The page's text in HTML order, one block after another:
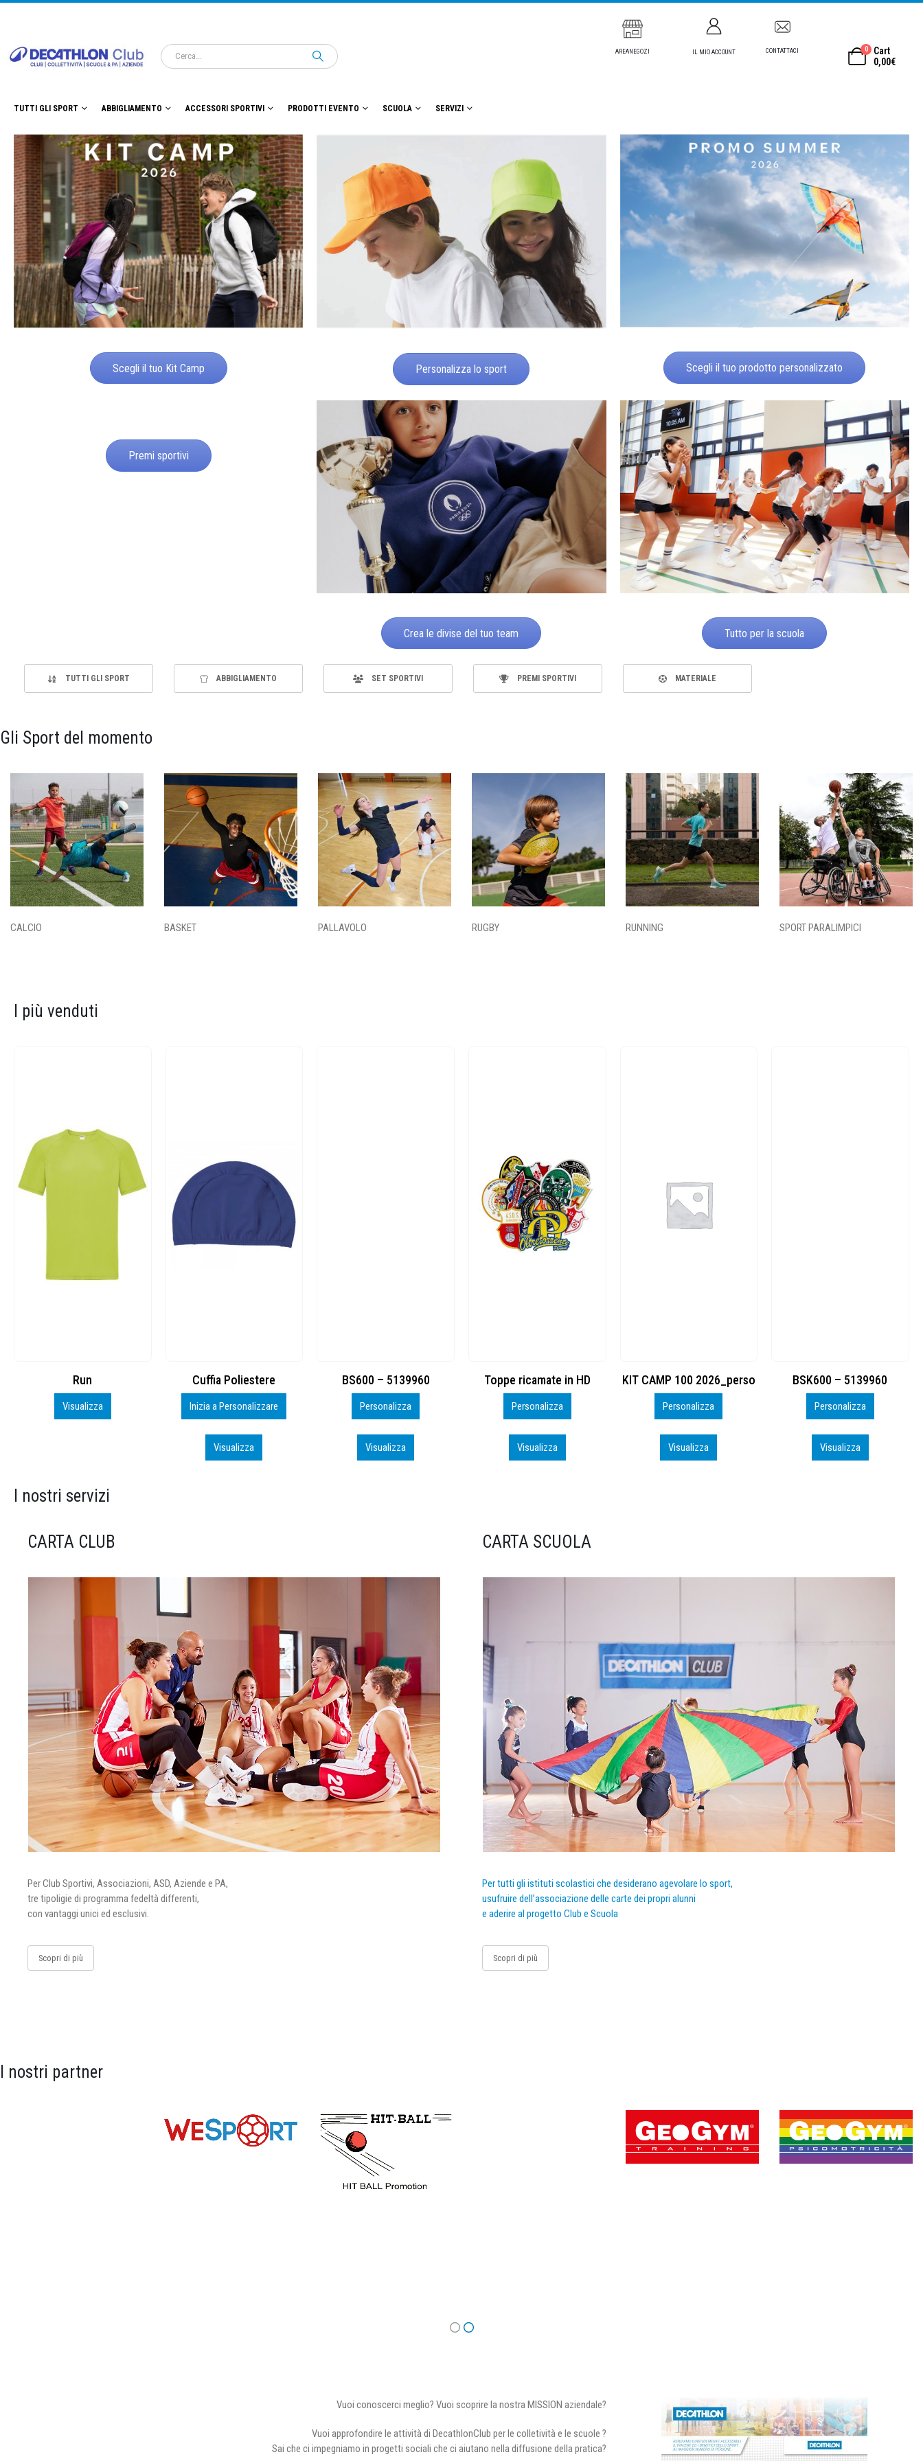
AREANEGOZI IL MIO ACCOUNT CONTATTACI 0
Cart
0,00€
TUTTI GLI SPORT ABBIGLIAMENTO ACCESSORI SPORTIVI PRODOTTI EVENTO SCUOLA SERVIZI
Scegli il tuo Kit Camp Personalizza lo sport Scegli il tuo prodotto personalizzato
Premi sportivi
Crea le divise del tuo team Tutto per la scuola
TUTTI GLI SPORT ABBIGLIAMENTO SET SPORTIVI PREMI SPORTIVI MATERIALE
Gli Sport del momento
CALCIO BASKET PALLAVOLO RUGBY RUNNING SPORT PARALIMPICI
I più venduti
Cuffia Poliestere
Inizia a Personalizzare
BS600 – 5139960
Personalizza
Visualizza
Toppe ricamate in HD
Personalizza
Visualizza
KIT CAMP 100 2026_perso
Personalizza
Visualizza
BSK600 – 5139960
Personalizza
Visualizza
DTF
Personalizza
Visualizza
I nostri servizi
CARTA CLUB
Per Club Sportivi, Associazioni, ASD, Aziende e PA,
tre tipoligie di programma fedeltà differenti,
con vantaggi unici ed esclusivi.
Scopri di più
CARTA SCUOLA
Per tutti gli istituti scolastici che desiderano agevolare lo sport,
usufruire dell’associazione delle carte dei propri alunni
e aderire al progetto Club e Scuola
Scopri di più
I nostri partner
Vuoi conoscerci meglio? Vuoi scoprire la nostra MISSION aziendale?
Vuoi approfondire le attività di DecathlonClub per le colletività e le scuole ?
Sai che ci impegniamo in progetti sociali che ci aiutano nella diffusione della pratica?